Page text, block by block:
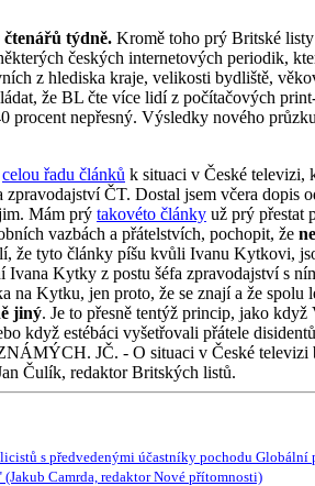
týdně. Kromě toho prý Britské
českých internetových periodik,
z hlediska kraje, velikosti bydliště,
že BL čte více lidí z počítačových
procent nepřesný. Výsledky nového
celou řadu článků k situaci v České televizi,
ČT. Dostal jsem včera dopis
Mám prý takovéto články už prý přestat
vazbách a přátelstvích, pochopit, že
že tyto články píšu kvůli Ivanu Kytkovi,
Kytky z postu šéfa zpravodajství s
Kytku, jen proto, že se znají a že spolu
jiný. Je to přesně tentýž princip, jako
když estébáci vyšetřovali přátele
JČ. - O situaci v České televizi
Čulík, redaktor Britských listů.
s předvedenými účastníky pochodu
Camrda, redaktor Nové přítomnosti)